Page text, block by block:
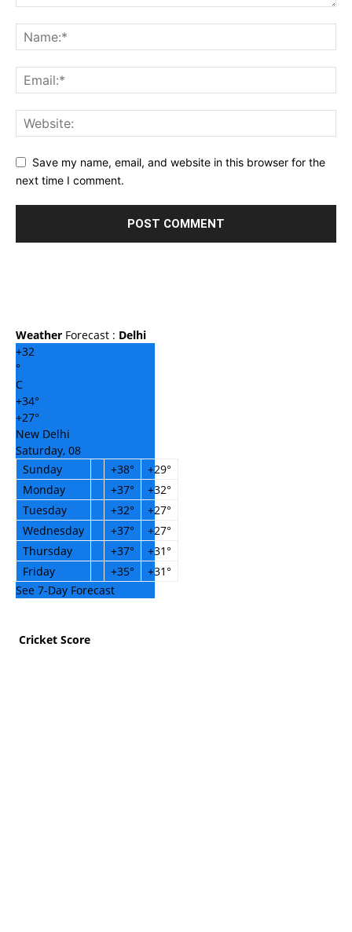
Save my name, email, and website in this browser for the
next time I comment.
Weather Forecast : Delhi
+32
°
C
+34°
+27°
New Delhi
Saturday, 08
Sunday
+38° +29°
Monday
+37° +32°
Tuesday
+32° +27°
Wednesday
+37° +27°
Thursday
+37° +31°
Friday
+35° +31°
See 7-Day Forecast
Cricket Score